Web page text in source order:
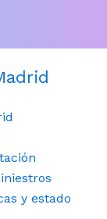
y estado